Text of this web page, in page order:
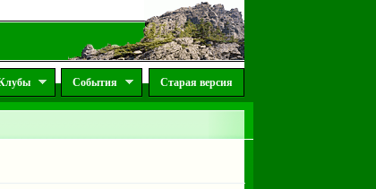
События Старая версия